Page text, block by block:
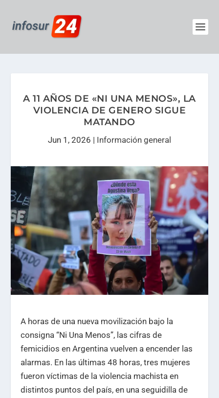
A 11 AÑOS DE «NI UNA MENOS», LA
VIOLENCIA DE GENERO SIGUE
MATANDO
Jun 1, 2026 | Información general
A horas de una nueva movilización bajo la
consigna “Ni Una Menos”, las cifras de
femicidios en Argentina vuelven a encender las
alarmas. En las últimas 48 horas, tres mujeres
fueron víctimas de la violencia machista en
distintos puntos del país, en una seguidilla de